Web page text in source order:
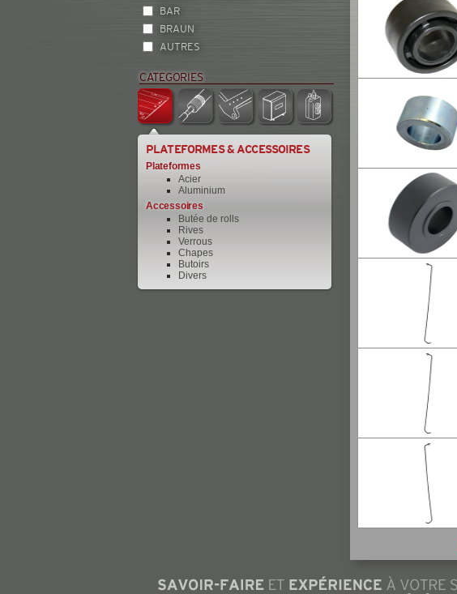
BAR
BRAUN
AUTRES
CATEGORIES
PLATEFORMES & ACCESSOIRES
Plateformes
Acier
Aluminium
Accessoires
Butée de rolls
Rives
Verrous
Chapes
Butoirs
Divers